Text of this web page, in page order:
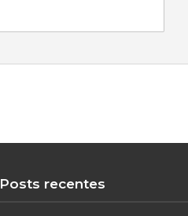
Posts recentes